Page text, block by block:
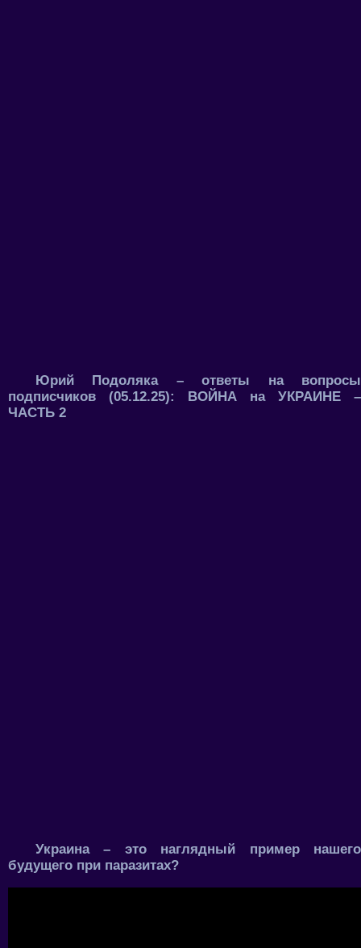
Юрий Подоляка – ответы на вопросы
подписчиков (05.12.25): ВОЙНА на УКРАИНЕ –
ЧАСТЬ 2
Украина – это наглядный пример нашего
будущего при паразитах?